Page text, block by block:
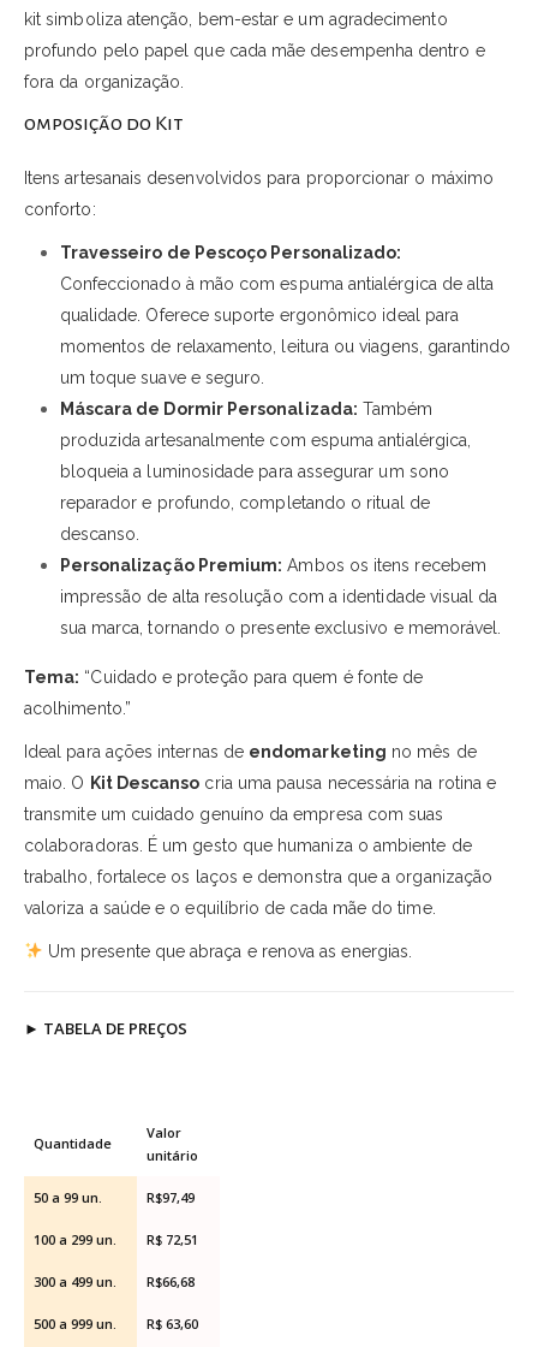
kit simboliza atenção, bem-estar e um agradecimento
profundo pelo papel que cada mãe desempenha dentro e
fora da organização.
omposição do Kit
Itens artesanais desenvolvidos para proporcionar o máximo
conforto:
Travesseiro de Pescoço Personalizado:
Confeccionado à mão com espuma antialérgica de alta
qualidade. Oferece suporte ergonômico ideal para
momentos de relaxamento, leitura ou viagens, garantindo
um toque suave e seguro.
Máscara de Dormir Personalizada: Também
produzida artesanalmente com espuma antialérgica,
bloqueia a luminosidade para assegurar um sono
reparador e profundo, completando o ritual de
descanso.
Personalização Premium: Ambos os itens recebem
impressão de alta resolução com a identidade visual da
sua marca, tornando o presente exclusivo e memorável.
Tema: “Cuidado e proteção para quem é fonte de
acolhimento.”
Ideal para ações internas de endomarketing no mês de
maio. O Kit Descanso cria uma pausa necessária na rotina e
transmite um cuidado genuíno da empresa com suas
colaboradoras. É um gesto que humaniza o ambiente de
trabalho, fortalece os laços e demonstra que a organização
valoriza a saúde e o equilíbrio de cada mãe do time.
Um presente que abraça e renova as energias.
► TABELA DE PREÇOS
Quantidade
Valor
unitário
50 a 99 un. R$97,49
100 a 299 un. R$ 72,51
300 a 499 un. R$66,68
500 a 999 un. R$ 63,60